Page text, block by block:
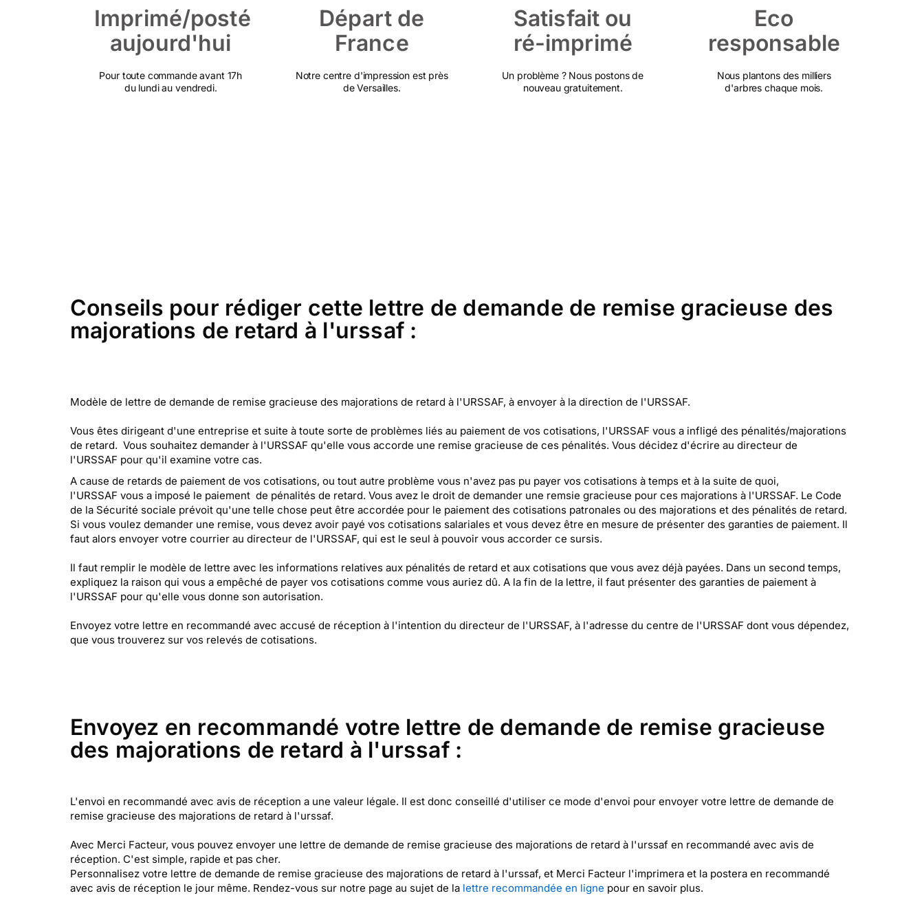
Imprimé/posté
aujourd'hui
Pour toute commande avant 17h
du lundi au vendredi.
Départ de
France
Notre centre d'impression est près
de Versailles.
Satisfait ou
ré-imprimé
Un problème ? Nous postons de
nouveau gratuitement.
Eco
responsable
Nous plantons des milliers
d'arbres chaque mois.
Conseils pour rédiger cette lettre de demande de remise gracieuse des
majorations de retard à l'urssaf :
Modèle de lettre de demande de remise gracieuse des majorations de retard à l'URSSAF, à envoyer à la direction de l'URSSAF.
Vous êtes dirigeant d'une entreprise et suite à toute sorte de problèmes liés au paiement de vos cotisations, l'URSSAF vous a infligé des pénalités/majorations
de retard. Vous souhaitez demander à l'URSSAF qu'elle vous accorde une remise gracieuse de ces pénalités. Vous décidez d'écrire au directeur de
l'URSSAF pour qu'il examine votre cas.
A cause de retards de paiement de vos cotisations, ou tout autre problème vous n'avez pas pu payer vos cotisations à temps et à la suite de quoi,
l'URSSAF vous a imposé le paiement de pénalités de retard. Vous avez le droit de demander une remsie gracieuse pour ces majorations à l'URSSAF. Le Code
de la Sécurité sociale prévoit qu'une telle chose peut être accordée pour le paiement des cotisations patronales ou des majorations et des pénalités de retard.
Si vous voulez demander une remise, vous devez avoir payé vos cotisations salariales et vous devez être en mesure de présenter des garanties de paiement. Il
faut alors envoyer votre courrier au directeur de l'URSSAF, qui est le seul à pouvoir vous accorder ce sursis.
Il faut remplir le modèle de lettre avec les informations relatives aux pénalités de retard et aux cotisations que vous avez déjà payées. Dans un second temps,
expliquez la raison qui vous a empêché de payer vos cotisations comme vous auriez dû. A la fin de la lettre, il faut présenter des garanties de paiement à
l'URSSAF pour qu'elle vous donne son autorisation.
Envoyez votre lettre en recommandé avec accusé de réception à l'intention du directeur de l'URSSAF, à l'adresse du centre de l'URSSAF dont vous dépendez,
que vous trouverez sur vos relevés de cotisations.
Envoyez en recommandé votre lettre de demande de remise gracieuse
des majorations de retard à l'urssaf :
L'envoi en recommandé avec avis de réception a une valeur légale. Il est donc conseillé d'utiliser ce mode d'envoi pour envoyer votre lettre de demande de
remise gracieuse des majorations de retard à l'urssaf.
Avec Merci Facteur, vous pouvez envoyer une lettre de demande de remise gracieuse des majorations de retard à l'urssaf en recommandé avec avis de
réception. C'est simple, rapide et pas cher.
Personnalisez votre lettre de demande de remise gracieuse des majorations de retard à l'urssaf, et Merci Facteur l'imprimera et la postera en recommandé
avec avis de réception le jour même. Rendez-vous sur notre page au sujet de la lettre recommandée en ligne pour en savoir plus.